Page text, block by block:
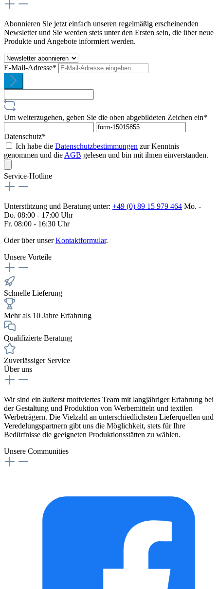
Abonnieren Sie jetzt einfach unseren regelmäßig erscheinenden
Newsletter und Sie werden stets unter den Ersten sein, die über neue
Produkte und Angebote informiert werden.
E-Mail-Adresse*
Um weiterzugehen, geben Sie die oben abgebildeten Zeichen ein*
Datenschutz*
Ich habe die Datenschutzbestimmungen zur Kenntnis
genommen und die AGB gelesen und bin mit ihnen einverstanden.
Service-Hotline
Unterstützung und Beratung unter: +49 (0) 89 15 979 464 Mo. -
Do. 08:00 - 17:00 Uhr
Fr. 08:00 - 16:30 Uhr
Oder über unserKontaktformular.
Unsere Vorteile
Schnelle Lieferung
Mehr als 10 Jahre Erfahrung
Qualifizierte Beratung
Zuverlässiger Service
Über uns
Wir sind ein äußerst motiviertes Team mit langjähriger Erfahrung bei
der Gestaltung und Produktion von Werbemitteln und textilen
Werbeträgern. Die Vielzahl an unterschiedlichsten Lieferquellen und
Veredelungspartnern gibt uns die Möglichkeit, stets für Ihre
Bedürfnisse die geeigneten Produktionsstätten zu wählen.
Unsere Communities